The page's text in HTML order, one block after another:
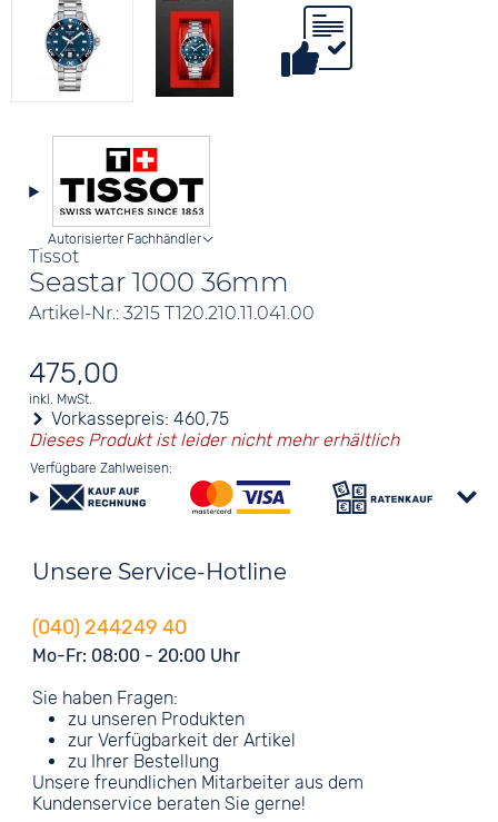
Tissot
Seastar 1000 36mm
Artikel-Nr.: 3215 T120.210.11.041.00
Autorisierter Fachhändler
475,00
inkl. MwSt.
Vorkassepreis:460,75
Dieses Produkt ist leider nicht mehr erhältlich
Verfügbare Zahlweisen:
Unsere Service-Hotline
(040) 244249 40
Mo-Fr: 08:00 - 20:00 Uhr
Sie haben Fragen:
zu unseren Produkten
zur Verfügbarkeit der Artikel
zu Ihrer Bestellung
Unsere freundlichen Mitarbeiter aus dem
Kundenservice beraten Sie gerne!